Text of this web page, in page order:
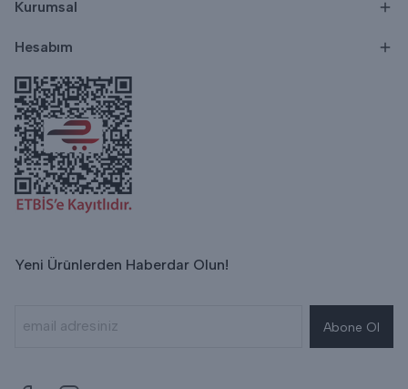
Kurumsal
Hesabım
Yeni Ürünlerden Haberdar Olun!
Abone Ol